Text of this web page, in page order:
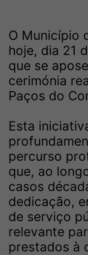
O Município
hoje, dia 21
que se
cerimónia
Paços do
Esta
percurso
que, ao
casos
dedicação,
de serviço
relevante
prestados à